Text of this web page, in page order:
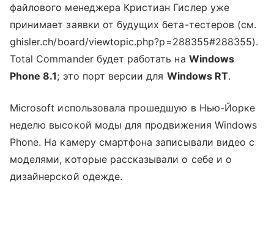
файлового менеджера Кристиан Гислер уже
принимает заявки от будущих бета-тестеров (см.
ghisler.ch/board/viewtopic.php?p=288355#288355).
Total Commander будет работать на Windows
Phone 8.1; это порт версии для Windows RT.
Microsoft использовала прошедшую в Нью-Йорке
неделю высокой моды для продвижения Windows
Phone. На камеру смартфона записывали видео с
моделями, которые рассказывали о себе и о
дизайнерской одежде.